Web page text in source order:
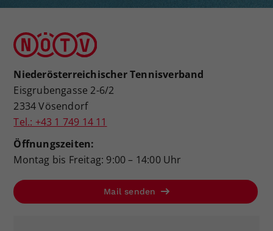
Niederösterreichischer Tennisverband
Eisgrubengasse 2-6/2
2334 Vösendorf
Tel.: +43 1 749 14 11
Öffnungszeiten:
Montag bis Freitag: 9:00 – 14:00 Uhr
Mail senden